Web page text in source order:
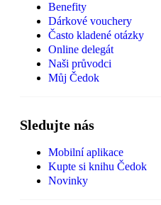
Benefity
Dárkové vouchery
Často kladené otázky
Online delegát
Naši průvodci
Můj Čedok
Sledujte nás
Mobilní aplikace
Kupte si knihu Čedok
Novinky